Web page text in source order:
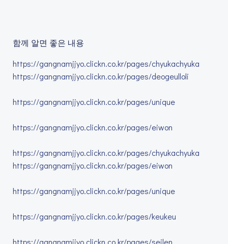
함께 알면 좋은 내용
https://gangnamjjyo.clickn.co.kr/pages/chyukachyuka
https://gangnamjjyo.clickn.co.kr/pages/deogeulloli
https://gangnamjjyo.clickn.co.kr/pages/unique
https://gangnamjjyo.clickn.co.kr/pages/eiwon
https://gangnamjjyo.clickn.co.kr/pages/chyukachyuka
https://gangnamjjyo.clickn.co.kr/pages/eiwon
https://gangnamjjyo.clickn.co.kr/pages/unique
https://gangnamjjyo.clickn.co.kr/pages/keukeu
https://gangnamjjyo.clickn.co.kr/pages/seilen